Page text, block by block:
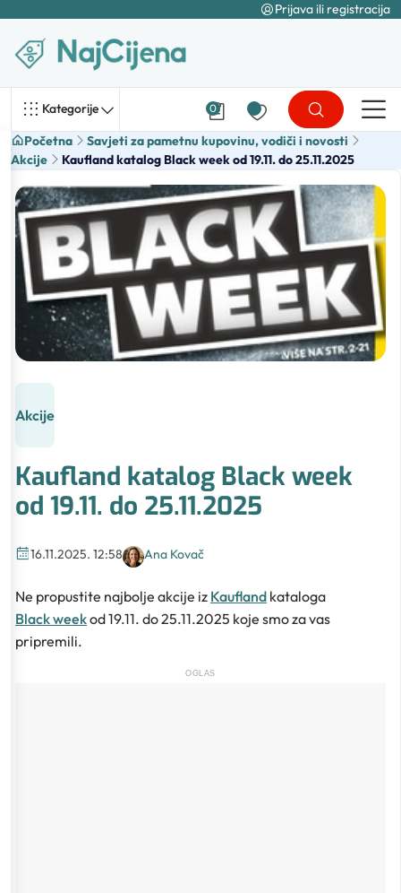
Prijava ili registracija
Kategorije 0
Početna
Savjeti za pametnu kupovinu, vodiči i novosti
Akcije
Kaufland katalog Black week od 19.11. do 25.11.2025
Akcije
Kaufland katalog Black week
od 19.11. do 25.11.2025
16.11.2025. 12:58 Ana Kovač
Ne propustite najbolje akcije iz Kaufland kataloga
Black weekod 19.11. do 25.11.2025 koje smo za vas
pripremili.
OGLAS